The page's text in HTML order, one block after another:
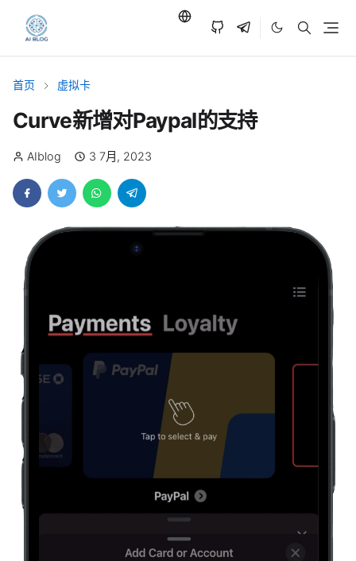
首页 虚拟卡
Curve新增对Paypal的支持
AIblog 3 7月, 2023